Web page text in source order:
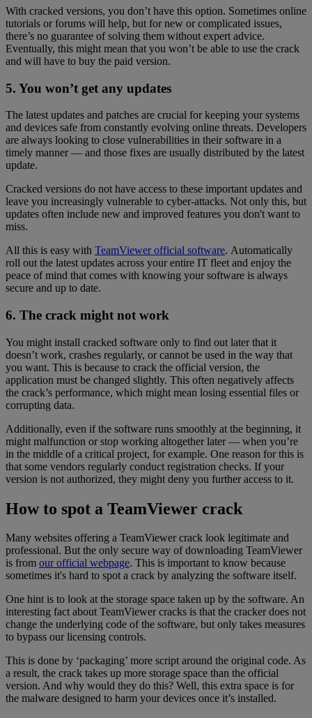
With cracked versions, you don’t have this option. Sometimes online
tutorials or forums will help, but for new or complicated issues,
there’s no guarantee of solving them without expert advice.
Eventually, this might mean that you won’t be able to use the crack
and will have to buy the paid version.
5. You won’t get any updates
The latest updates and patches are crucial for keeping your systems
and devices safe from constantly evolving online threats. Developers
are always looking to close vulnerabilities in their software in a
timely manner — and those fixes are usually distributed by the latest
update.
Cracked versions do not have access to these important updates and
leave you increasingly vulnerable to cyber-attacks. Not only this, but
updates often include new and improved features you don't want to
miss.
All this is easy with TeamViewer official software. Automatically
roll out the latest updates across your entire IT fleet and enjoy the
peace of mind that comes with knowing your software is always
secure and up to date.
6. The crack might not work
You might install cracked software only to find out later that it
doesn’t work, crashes regularly, or cannot be used in the way that
you want. This is because to crack the official version, the
application must be changed slightly. This often negatively affects
the crack’s performance, which might mean losing essential files or
corrupting data.
Additionally, even if the software runs smoothly at the beginning, it
might malfunction or stop working altogether later — when you’re
in the middle of a critical project, for example. One reason for this is
that some vendors regularly conduct registration checks. If your
version is not authorized, they might deny you further access to it.
How to spot a TeamViewer crack
Many websites offering a TeamViewer crack look legitimate and
professional. But the only secure way of downloading TeamViewer
is from our official webpage. This is important to know because
sometimes it's hard to spot a crack by analyzing the software itself.
One hint is to look at the storage space taken up by the software. An
interesting fact about TeamViewer cracks is that the cracker does not
change the underlying code of the software, but only takes measures
to bypass our licensing controls.
This is done by ‘packaging’ more script around the original code. As
a result, the crack takes up more storage space than the official
version. And why would they do this? Well, this extra space is for
the malware designed to harm your devices once it’s installed.